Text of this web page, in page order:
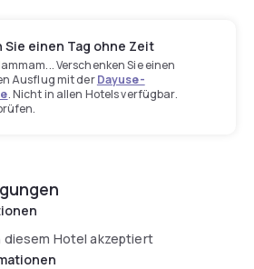
Sie einen Tag ohne Zeit
Verschenken Sie einen
Ausflug mit derDayuse-
. Nicht in allen Hotels verfügbar.
diesem Hotel akzeptiert